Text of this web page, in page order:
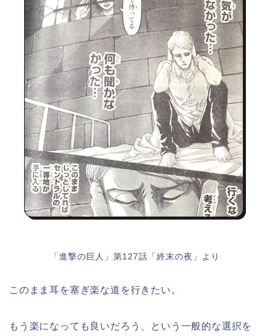
「進撃の巨人」第127話「終末の夜」より
このまま耳を塞ぎ楽な道を行きたい。
もう楽になっても良いだろう、という一般的な選択を